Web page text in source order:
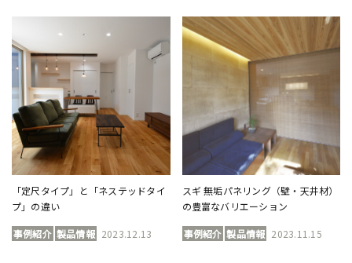
「定尺タイプ」と「ネステッドタイ
プ」の違い
事例紹介 製品情報 2023.12.13
スギ 無垢パネリング（壁・天井材）
の豊富なバリエーション
事例紹介 製品情報 2023.11.15